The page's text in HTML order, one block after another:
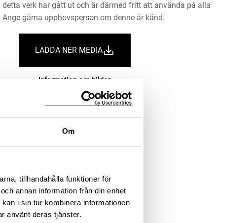
Om
tillhandahålla funktioner för
annan information från din enhet
i sin tur kombinera informationen
använt deras tjänster.
verk har gått ut och är därmed fritt att använda på alla
Ange gärna upphovsperson om denne är känd.
LADDA NER MEDIA
Information om bilden